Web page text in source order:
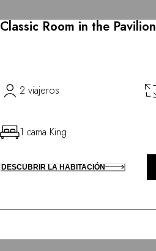
Classic Room in the Pavilion
2 viajeros
1 cama King
DESCUBRIR LA HABITACIÓN